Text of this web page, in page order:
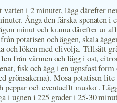
i 2 minuter, lägg därefter
Ånga den färska spenaten i
minut och krama därefter ur
potatisen och äggen, skala
och löken med olivolja. Tillsätt
från värmen och lägg i ost,
fisk och ägg i en ugnsfast
grönsakerna). Mosa potatisen
och eventuellt muskot.
i ugnen i 225 grader i 25-30